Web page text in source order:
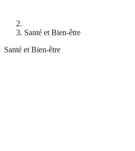
Santé et Bien-être
Santé et Bien-être